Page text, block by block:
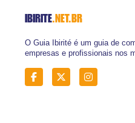
IBIRITE.NET.BR
O Guia Ibirité é um guia de
empresas e profissionais nos